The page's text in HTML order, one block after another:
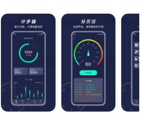
，帮您了解您的每日运动量
能计算每日消耗能量
水平位置